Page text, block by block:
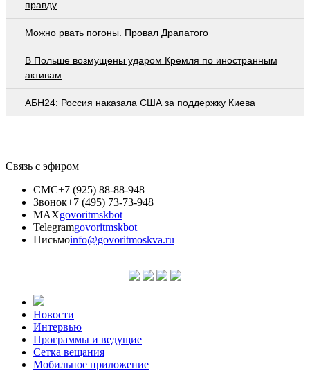
прaвду
Можно рвать погоны. Провал Драпатого
В Польше возмущены ударом Кремля по иностранным
активам
АБН24: Россия наказала США за поддержку Киева
Связь с эфиром
СМС+7 (925) 88-88-948
Звонок+7 (495) 73-73-948
MAXgovoritmskbot
Telegramgovoritmskbot
Письмоinfo@govoritmoskva.ru
Новости
Интервью
Программы и ведущие
Сетка вещания
Мобильное приложение